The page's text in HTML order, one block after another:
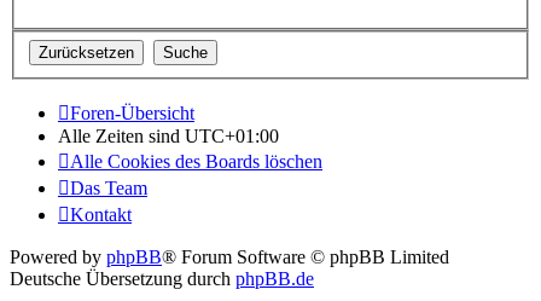
Foren-Übersicht
Alle Zeiten sind UTC+01:00
Alle Cookies des Boards löschen
Das Team
Kontakt
Powered by phpBB® Forum Software © phpBB Limited
Deutsche Übersetzung durch phpBB.de